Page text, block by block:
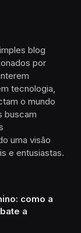
blog
por
tecnologia,
o mundo
buscam
uma visão
e entusiastas.
como a
a